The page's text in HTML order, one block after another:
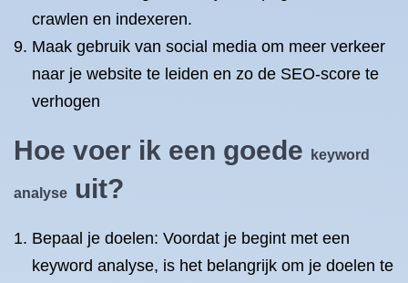
crawlen en indexeren.
Maak gebruik van social media om meer verkeer
naar je website te leiden en zo de SEO-score te
verhogen
Hoe voer ik een goede keyword
analyse uit?
Bepaal je doelen: Voordat je begint met een
keyword analyse, is het belangrijk om je doelen te